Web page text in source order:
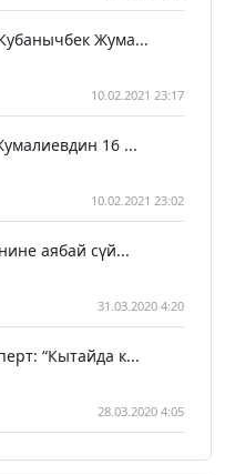
Жума...
10.02.2021 23:17
16 ...
10.02.2021 23:02
аябай сүй...
31.03.2020 4:20
“Кытайда к...
28.03.2020 4:05